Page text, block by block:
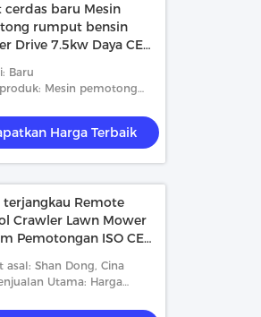
cerdas baru Mesin
rumput bensin
Drive 7.5kw Daya CE
Baru
Mesin pemotong
Harga Terbaik
terjangkau Remote
Crawler Lawn Mower
Pemotongan ISO CE
asal: Shan Dong, Cina
Utama: Harga